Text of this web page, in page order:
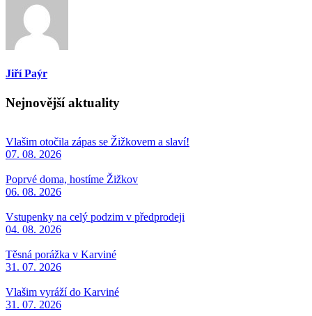
Jiří Paýr
Nejnovější aktuality
Vlašim otočila zápas se Žižkovem a slaví!
07. 08. 2026
Poprvé doma, hostíme Žižkov
06. 08. 2026
Vstupenky na celý podzim v předprodeji
04. 08. 2026
Těsná porážka v Karviné
31. 07. 2026
Vlašim vyráží do Karviné
31. 07. 2026